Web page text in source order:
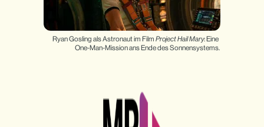
Ryan Gosling als Astronaut im Film Project Hail Mary: Eine
One-Man-Mission ans Ende des Sonnensystems.